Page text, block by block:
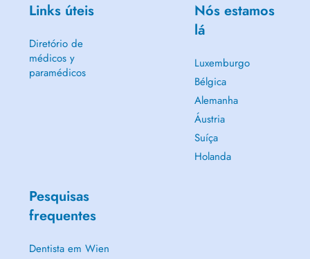
Links úteis
Diretório de
médicos y
paramédicos
Nós estamos
lá
Luxemburgo
Bélgica
Alemanha
Áustria
Suíça
Holanda
Pesquisas
frequentes
Dentista em Wien